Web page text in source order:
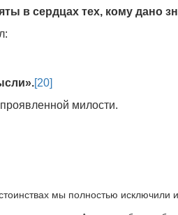
в сердцах тех, кому дано
».[20]
милости.
мы полностью исключили